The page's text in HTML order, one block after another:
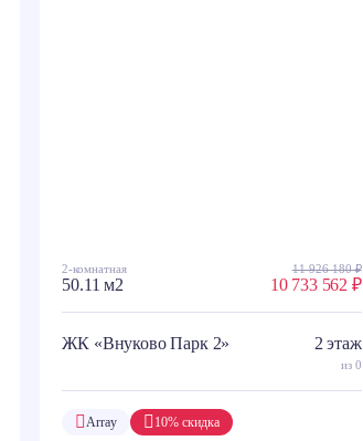
2-комнатная
50.11 м2
11 926 180 ₽
10 733 562 ₽
ЖК «Внуково Парк 2» 2 этаж
из 0
10% скидка
Array